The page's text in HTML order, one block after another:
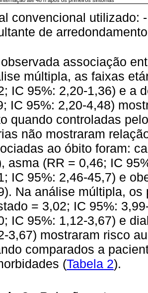
convencional utilizado:
de
associação
múltipla, as faixas
IC 95%: 2,20-1,36) e a
IC 95%: 2,20-4,48)
quando controladas
não mostraram
ao óbito foram:
asma (RR = 0,46; IC
IC 95%: 2,46-45,7) e
Na análise múltipla,
= 3,02; IC 95%:
IC 95%: 1,12-3,67) e
3,67) mostraram risco
comparados a
(Tabela 2).